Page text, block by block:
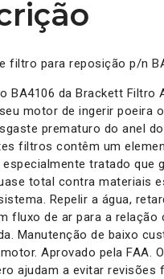
filtro para reposição p/n
BA4106 da Brackett Filtro
motor de ingerir poeira
prematuro do anel
filtros contêm um
tratado que
total contra materiais
Repelir a água,
fluxo de ar para a relação
Manutenção de baixo
Aprovado pela FAA.
ajudam a evitar revisões